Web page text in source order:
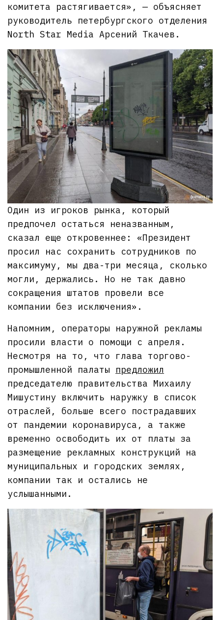
комитета растягивается», — объясняет
руководитель петербургского отделения
North Star Media Арсений Ткачев.
Один из игроков рынка, который
предпочел остаться неназванным,
сказал еще откровеннее: «Президент
просил нас сохранить сотрудников по
максимуму, мы два-три месяца, сколько
могли, держались. Но не так давно
сокращения штатов провели все
компании без исключения».
Напомним, операторы наружной рекламы
просили власти о помощи с апреля.
Несмотря на то, что глава торгово-
промышленной палаты предложил
председателю правительства Михаилу
Мишустину включить наружку в список
отраслей, больше всего пострадавших
от пандемии коронавируса, а также
временно освободить их от платы за
размещение рекламных конструкций на
муниципальных и городских землях,
компании так и остались не
услышанными.